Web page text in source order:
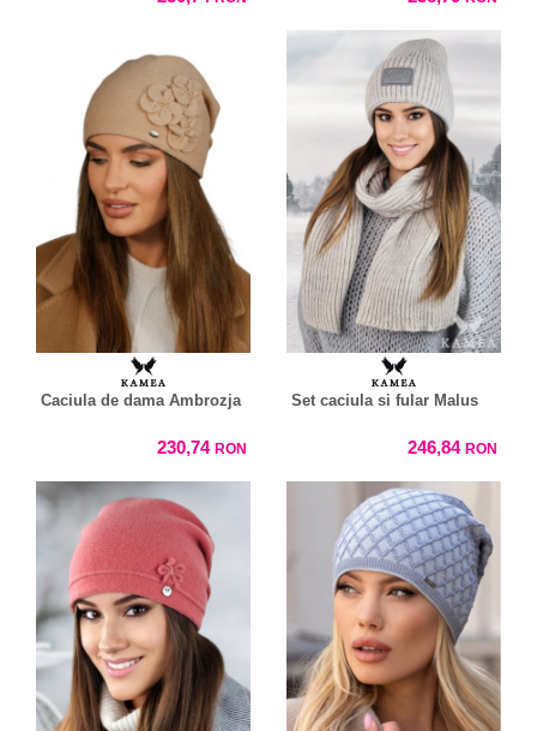
Caciula de dama Ambrozja
230,74 RON
Set caciula si fular Malus
246,84 RON